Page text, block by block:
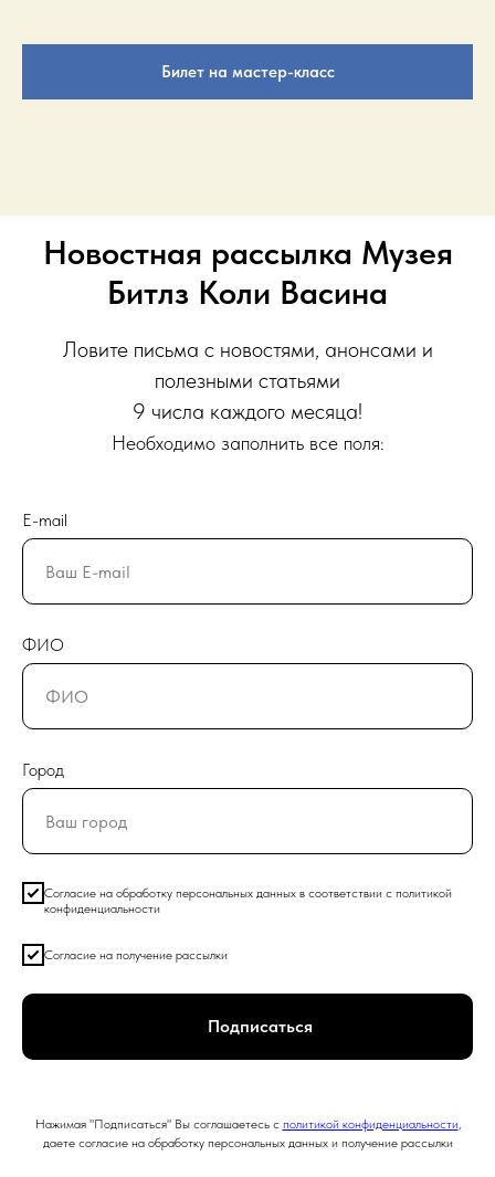
Билет на мастер-класс
Новостная рассылка Музея
Битлз Коли Васина
Ловите письма с новостями, анонсами и
полезными статьями
9 числа каждого месяца!
Необходимо заполнить все поля:
E-mail
ФИО
Город
Согласие на обработку персональных данных в соответствии с политикой
конфиденциальности
Согласие на получение рассылки
Подписаться
Нажимая "Подписаться" Вы соглашаетесь с политикой конфиденциальности,
даете согласие на обработку персональных данных и получение рассылки